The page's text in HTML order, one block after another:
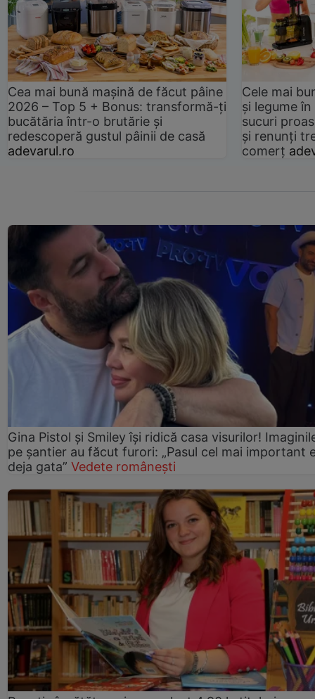
Cea mai bună mașină de făcut pâine
2026 – Top 5 + Bonus: transformă-ți
bucătăria într-o brutărie și
redescoperă gustul pâinii de casă
adevarul.ro
Cele mai
și legume
sucuri
și renunți
comerț
Gina Pistol și Smiley își ridică casa visurilor!
pe șantier au făcut furori: „Pasul cel mai important
deja gata” Vedete românești